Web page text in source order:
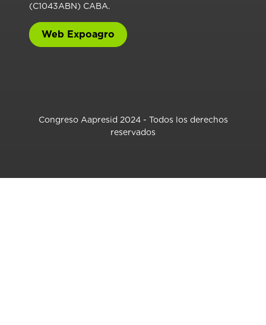
(C1043ABN) CABA.
Web Expoagro
Congreso Aapresid 2024 - Todos los derechos
reservados